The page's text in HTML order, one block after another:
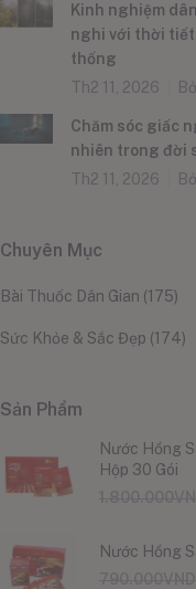
Kinh nghiệm
nghi với thời
thống
Th2 11, 2026
Chăm sóc giấc
nhiên trong đời
Th2 11, 2026
Chuyên Mục
Bài Thuốc Dân Gian (175)
Sức Khỏe & Sắc Đẹp (174)
Sản Phẩm
Nước Hồng
Hộp 30 Gói
Nước Hồng